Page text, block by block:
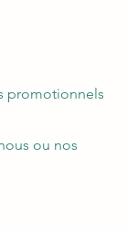
promotionnels
ou nos